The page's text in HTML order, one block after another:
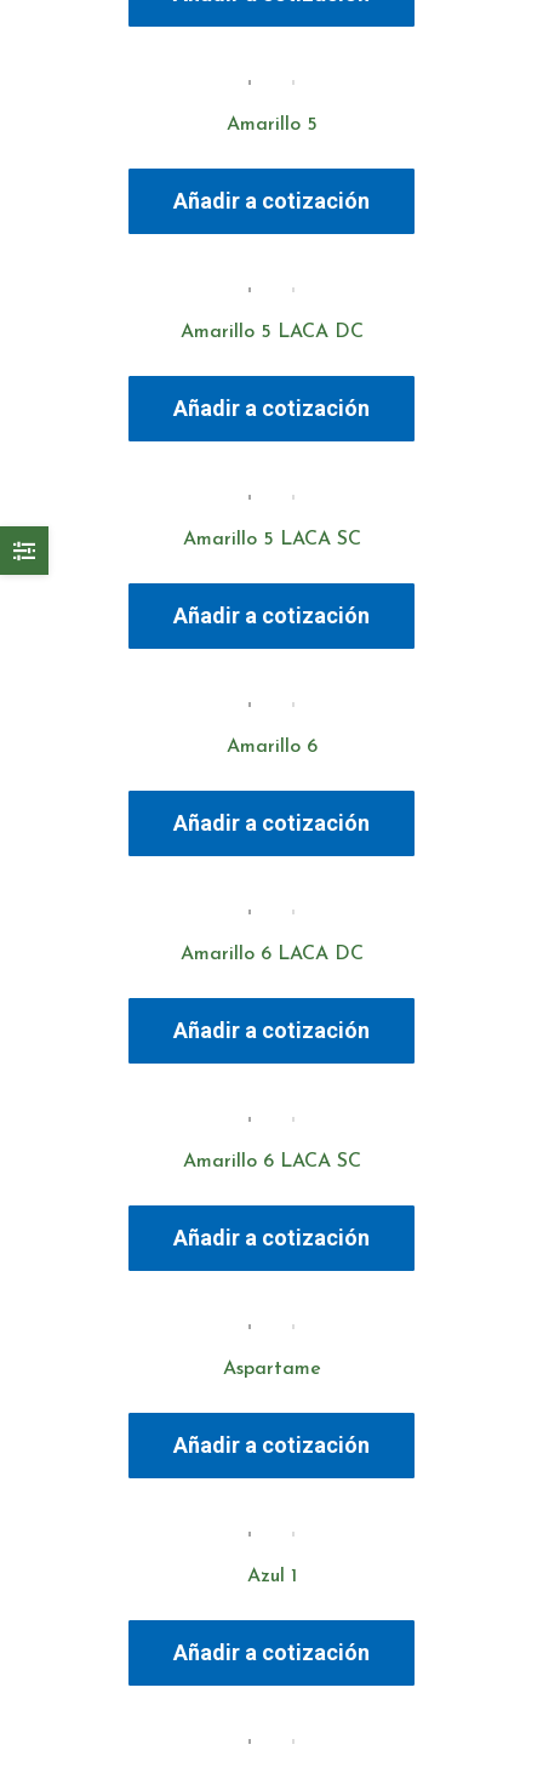
Amarillo 5
Añadir a cotización
Amarillo 5 LACA DC
Añadir a cotización
Amarillo 5 LACA SC
Añadir a cotización
Amarillo 6
Añadir a cotización
Amarillo 6 LACA DC
Añadir a cotización
Amarillo 6 LACA SC
Añadir a cotización
Aspartame
Añadir a cotización
Azul 1
Añadir a cotización